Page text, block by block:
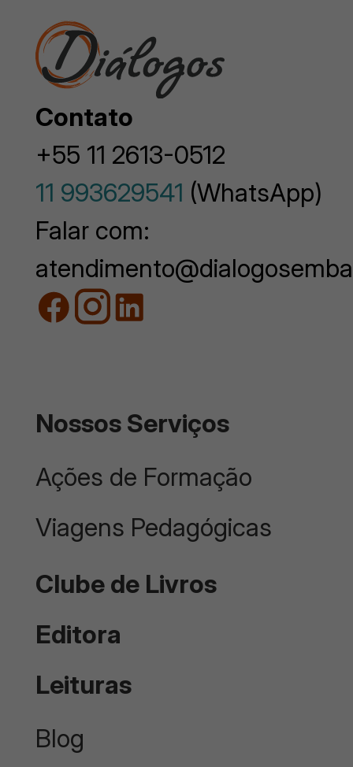
Contato
+55 11 2613-0512
11 993629541 (WhatsApp)
Falar com:
Nossos Serviços
Ações de Formação
Viagens Pedagógicas
Clube de Livros
Editora
Leituras
Blog